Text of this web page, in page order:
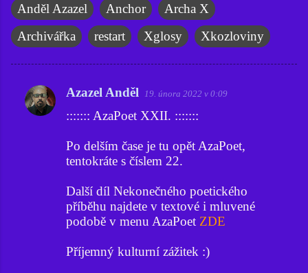
Anděl Azazel Anchor
Archa X
Archivářka
restart Xglosy Xkozloviny
K
Azazel Anděl 19. února 2022 v 0:09
::::::: AzaPoet XXII. :::::::
Po delším čase je tu opět AzaPoet,
tentokráte s číslem 22.
Další díl Nekonečného poetického
příběhu najdete v textové i mluvené
podobě v menu AzaPoet ZDE
Příjemný kulturní zážitek :)